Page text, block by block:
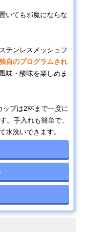
いても邪魔にならな
テンレスメッシュフ
自のプログラムされ
味・酸味を楽しめま
プは2杯まで一度に
。手入れも簡単で、
水洗いできます。